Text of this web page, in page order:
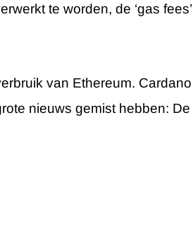
te worden, de ‘gas
van Ethereum.
nieuws gemist hebben: